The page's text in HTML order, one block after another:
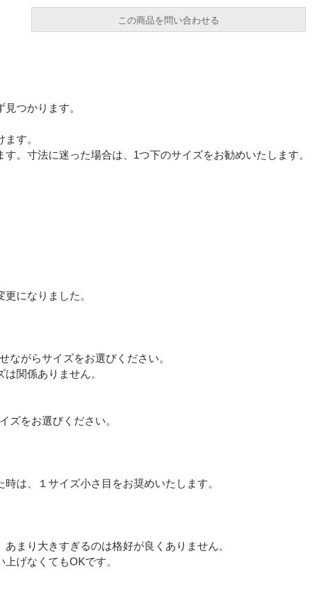
この商品を問い合わせる
プライバシーポリシーを確認しました。
つかります。
す。
。寸法に迷った場合は、1つ下のサイズをお勧めいたします。
になりました。
ながらサイズをお選びください。
関係ありません。
ズをお選びください。
は、１サイズ小さ目をお奨めいたします。
まり大きすぎるのは格好が良くありません。
げなくてもOKです。